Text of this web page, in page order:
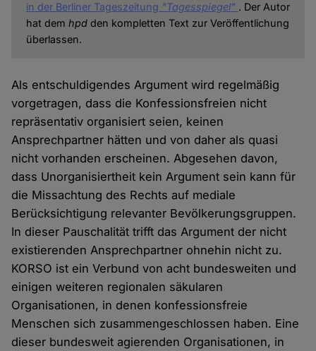
in der Berliner Tageszeitung "Tagesspiegel" . Der Autor
hat dem hpdden kompletten Text zur Veröffentlichung
überlassen.
Als entschuldigendes Argument wird regelmäßig
vorgetragen, dass die Konfessionsfreien nicht
repräsentativ organisiert seien, keinen
Ansprechpartner hätten und von daher als quasi
nicht vorhanden erscheinen. Abgesehen davon,
dass Unorganisiertheit kein Argument sein kann für
die Missachtung des Rechts auf mediale
Berücksichtigung relevanter Bevölkerungsgruppen.
In dieser Pauschalität trifft das Argument der nicht
existierenden Ansprechpartner ohnehin nicht zu.
KORSO ist ein Verbund von acht bundesweiten und
einigen weiteren regionalen säkularen
Organisationen, in denen konfessionsfreie
Menschen sich zusammengeschlossen haben. Eine
dieser bundesweit agierenden Organisationen, in